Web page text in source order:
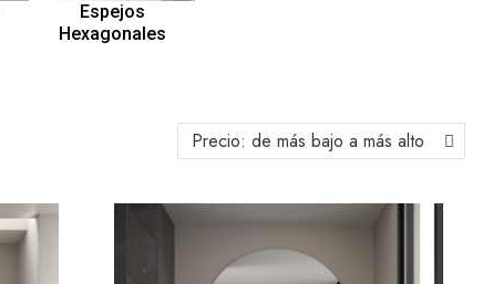
Espejos
Hexagonales